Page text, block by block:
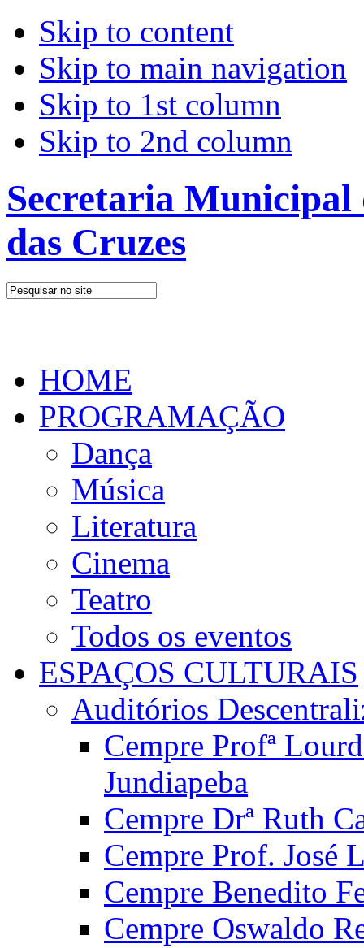
Skip to content
Skip to main navigation
Skip to 1st column
Skip to 2nd column
Secretaria
das Cruzes
HOME
PROGRAMAÇÃO
Dança
Música
Literatura
Cinema
Teatro
Todos os eventos
ESPAÇOS CULTURAIS
Auditórios
Cempre Profª
Jundiapeba
Cempre Drª Ruth
Cempre Prof. José
Cempre Benedito
Cempre Oswaldo